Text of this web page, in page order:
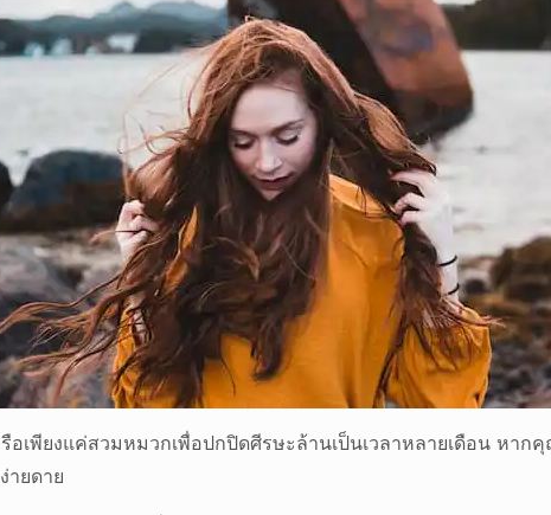
อเพียงแค่สวมหมวกเพื่อปกปิดศีรษะล้านเป็นเวลาหลายเดือน ห
ายดาย